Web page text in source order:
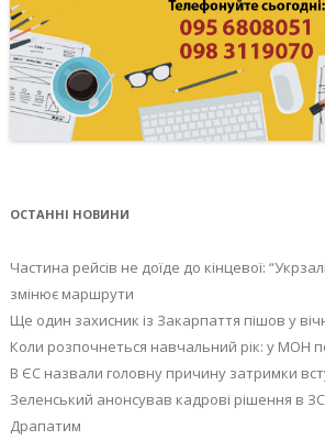
ОСТАННІ НОВИНИ
Частина рейсів не доїде до кінцевої:
змінює маршрути
Ще один захисник із Закарпаття пішов у
Коли розпочнеться навчальний рік: у МОН
В ЄС назвали головну причину затримки
Зеленський анонсував кадрові рішення в
Драпатим